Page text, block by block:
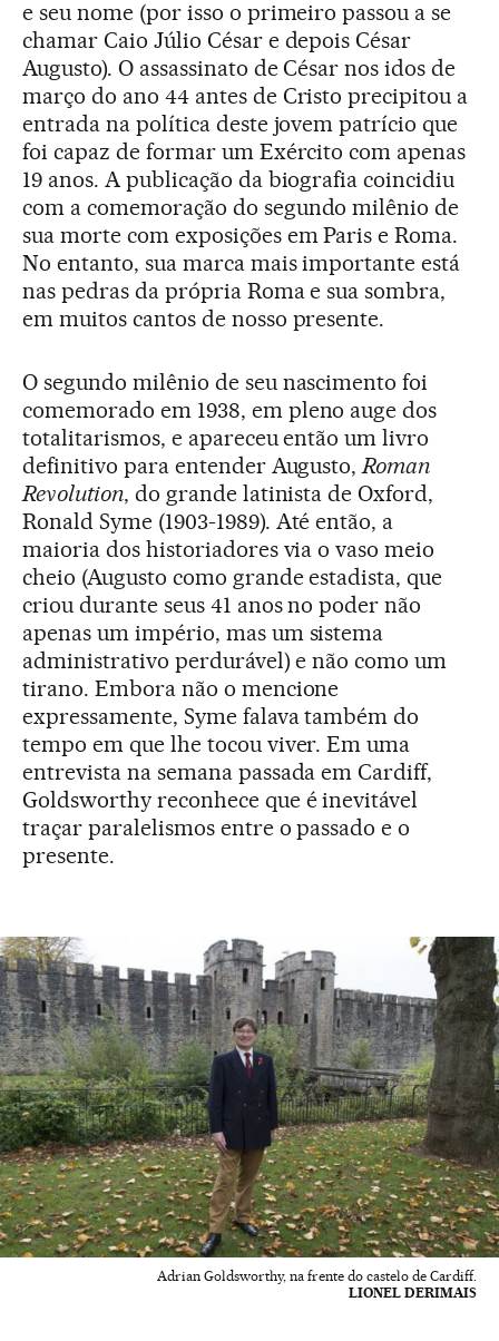
e seu nome (por isso o primeiro passou a se
chamar Caio Júlio César e depois César
Augusto). O assassinato de César nos idos de
março do ano 44 antes de Cristo precipitou a
entrada na política deste jovem patrício que
foi capaz de formar um Exército com apenas
19 anos. A publicação da biografia coincidiu
com a comemoração do segundo milênio de
sua morte com exposições em Paris e Roma.
No entanto, sua marca mais importante está
nas pedras da própria Roma e sua sombra,
em muitos cantos de nosso presente.
O segundo milênio de seu nascimento foi
comemorado em 1938, em pleno auge dos
totalitarismos, e apareceu então um livro
definitivo para entender Augusto,Roman
Revolution, do grande latinista de Oxford,
Ronald Syme (1903-1989). Até então, a
maioria dos historiadores via o vaso meio
cheio (Augusto como grande estadista, que
criou durante seus 41 anos no poder não
apenas um império, mas um sistema
administrativo perdurável) e não como um
tirano. Embora não o mencione
expressamente, Syme falava também do
tempo em que lhe tocou viver. Em uma
entrevista na semana passada em Cardiff,
Goldsworthy reconhece que é inevitável
traçar paralelismos entre o passado e o
presente.
Adrian Goldsworthy, na frente do castelo de Cardiff.
LIONEL DERIMAIS